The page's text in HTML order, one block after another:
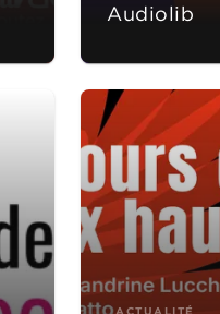
Audiolib